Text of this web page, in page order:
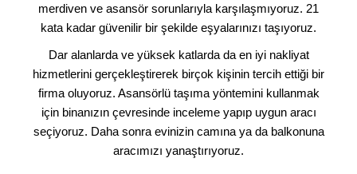
merdiven ve asansör sorunlarıyla karşılaşmıyoruz. 21
kata kadar güvenilir bir şekilde eşyalarınızı taşıyoruz.
Dar alanlarda ve yüksek katlarda da en iyi nakliyat
hizmetlerini gerçekleştirerek birçok kişinin tercih ettiği bir
firma oluyoruz. Asansörlü taşıma yöntemini kullanmak
için binanızın çevresinde inceleme yapıp uygun aracı
seçiyoruz. Daha sonra evinizin camına ya da balkonuna
aracımızı yanaştırıyoruz.